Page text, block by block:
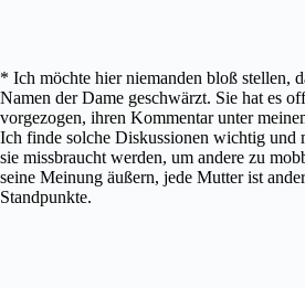
* Ich möchte hier niemanden bloß stellen,
Namen der Dame geschwärzt. Sie hat es
vorgezogen, ihren Kommentar unter
Ich finde solche Diskussionen wichtig und
sie missbraucht werden, um andere zu
seine Meinung äußern, jede Mutter ist
Standpunkte.